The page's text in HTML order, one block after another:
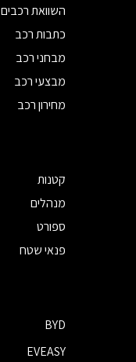
השוואת רכבים
כתבות רכב
מבחני רכב
מבצעי רכב
מחירון רכב
קטנות
מנהלים
ספורט
פנאי שטח
BYD
EVEASY